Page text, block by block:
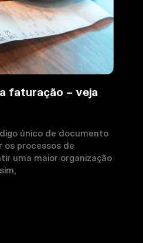
faturação – veja
único de documento
os processos de
uma maior organização